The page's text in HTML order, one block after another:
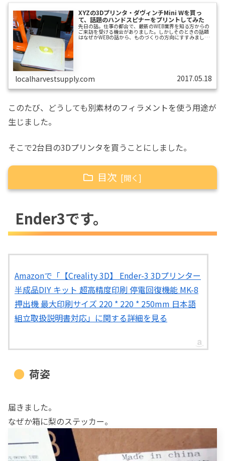
XYZの3Dプリンタ・ダヴィンチMini Wを買っ
て、話題のハンドスピナーをプリントしてみた
先日の話。仕事の都合で、最新のWEB業界を知る方からの
ご来訪を受ける機会がありました。しかしそのときの話題
はなぜかWEBの話から、ものづくりの方向にすすみまし
た。既存の国際金融システムから少しでも脱...
localharvestsupply.com 2017.05.18
このたび、どうしても別素材のフィラメントを使う用途が
生じました。
そこで2台目の3Dプリンタを買うことにしました。
目次
荷姿
組立・調整
ファンカバー
ファンダクト
LEDホルダー
Ender3です。
Amazonで「【Creality 3D】 Ender-3 3Dプリンター
半成品DIY キット 超高精度印刷 停電回復機能 MK-8
押出機 最大印刷サイズ 220 * 220 * 250mm 日本語
組立取扱説明書対応」に関する詳細を見る
荷姿
届きました。
なぜか箱に梨のステッカー。